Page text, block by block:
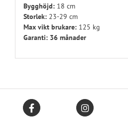
Bygghöjd:18 cm
Storlek: 23-29 cm
Max vikt brukare:125 kg
Garanti: 36 månader